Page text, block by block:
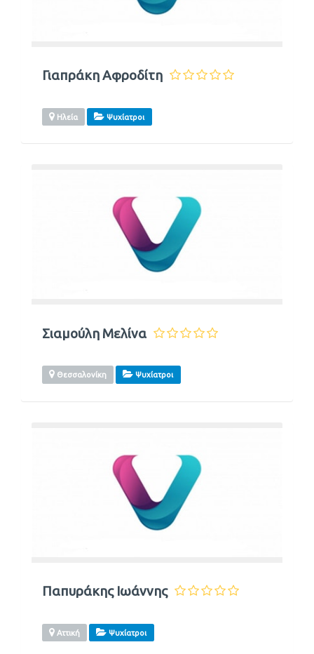
Γιαπράκη Αφροδίτη
Ηλεία Ψυχίατροι
Σιαμούλη Μελίνα
Θεσσαλονίκη Ψυχίατροι
Παπυράκης Ιωάννης
Αττική Ψυχίατροι